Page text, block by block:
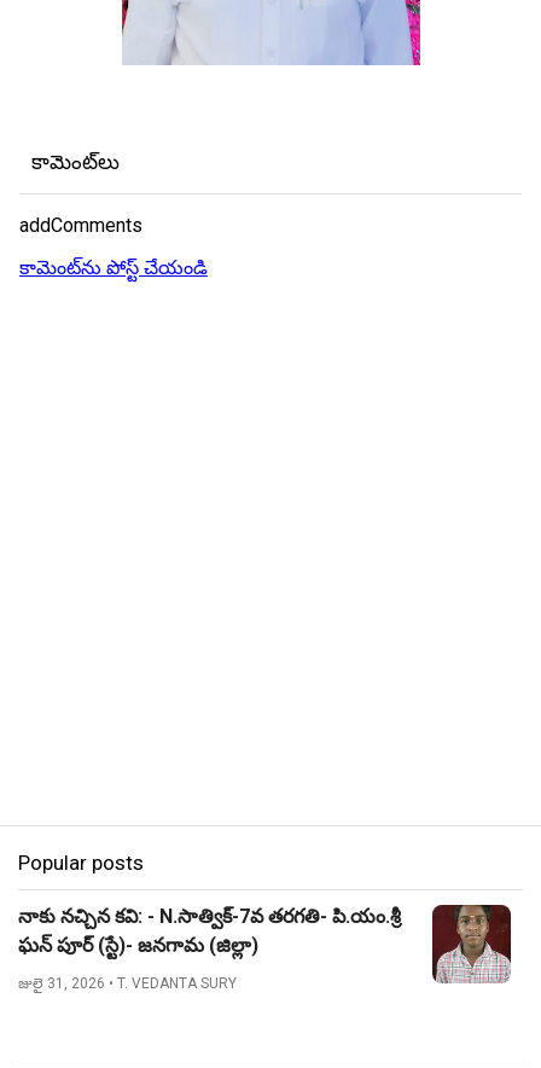
కామెంట్‌లు
addComments
కామెంట్‌ను పోస్ట్ చేయండి
Popular posts
నాకు నచ్చిన కవి: - N.సాత్విక్-7వ తరగతి- పి.యం.శ్రీ
ఘన్ పూర్ (స్టే)- జనగామ (జిల్లా)
జులై 31, 2026 • T. VEDANTA SURY